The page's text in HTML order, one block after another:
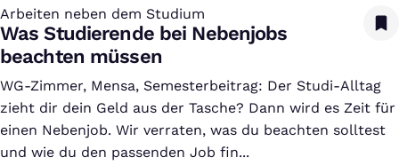
Arbeiten neben dem Studium
:
Was Studierende bei Nebenjobs
beachten müssen
WG-Zimmer, Mensa, Semesterbeitrag: Der Studi-Alltag
zieht dir dein Geld aus der Tasche? Dann wird es Zeit für
einen Nebenjob. Wir verraten, was du beachten solltest
und wie du den passenden Job fin...